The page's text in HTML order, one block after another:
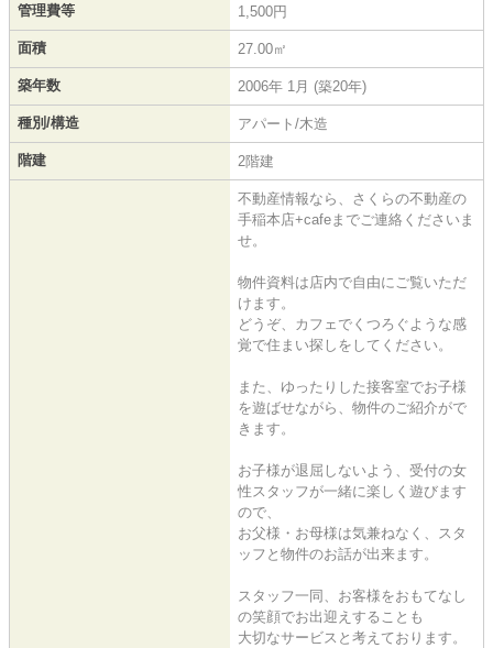
管理費等 1,500円
面積 27.00㎡
築年数 2006年 1月 (築20年)
種別/構造 アパート/木造
階建 2階建
不動産情報なら、さくらの不動産の
手稲本店+cafeまでご連絡くださいま
せ。
物件資料は店内で自由にご覧いただ
けます。
どうぞ、カフェでくつろぐような感
覚で住まい探しをしてください。
また、ゆったりした接客室でお子様
を遊ばせながら、物件のご紹介がで
きます。
お子様が退屈しないよう、受付の女
性スタッフが一緒に楽しく遊びます
ので、
お父様・お母様は気兼ねなく、スタ
ッフと物件のお話が出来ます。
スタッフ一同、お客様をおもてなし
の笑顔でお出迎えすることも
大切なサービスと考えております。